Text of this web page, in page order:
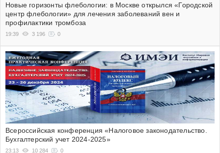
Новые горизонты флебологии: в Москве открылся «Городской
центр флебологии» для лечения заболеваний вен и
профилактики тромбоза
19:39 3 196 0
Всероссийская конференция «Налоговое законодательство.
Бухгалтерский учет 2024-2025»
23:13 10 284 0